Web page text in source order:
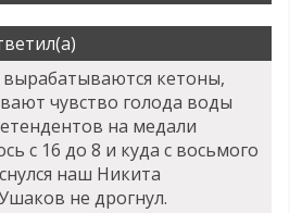
кетоны,
чувство голода воды
на медали
с 16 до 8 и куда с восьмого
наш Никита
не дрогнул.